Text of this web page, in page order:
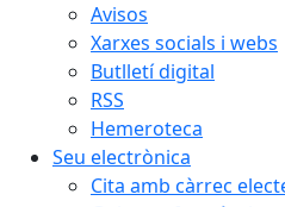
Avisos
Xarxes socials i webs
Butlletí digital
RSS
Hemeroteca
Seu electrònica
Cita amb càrrec